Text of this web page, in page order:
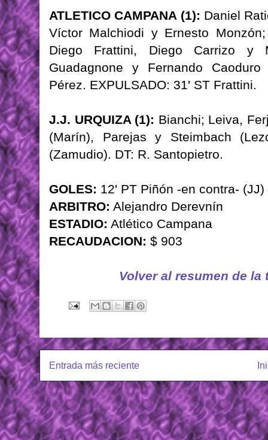
ATLETICO CAMPANA (1): Daniel
Víctor Malchiodi y Ernesto
Diego Frattini, Diego Carrizo y
Guadagnone y Fernando
Pérez. EXPULSADO: 31' ST Frattini.
J.J. URQUIZA (1): Bianchi; Leiva,
(Marín), Parejas y Steimbach
(Zamudio). DT: R. Santopietro.
GOLES: 12' PT Piñón -en contra-
ARBITRO: Alejandro Derevnín
ESTADIO: Atlético Campana
RECAUDACION: $ 903
Volver al resumen de la
Entrada más reciente